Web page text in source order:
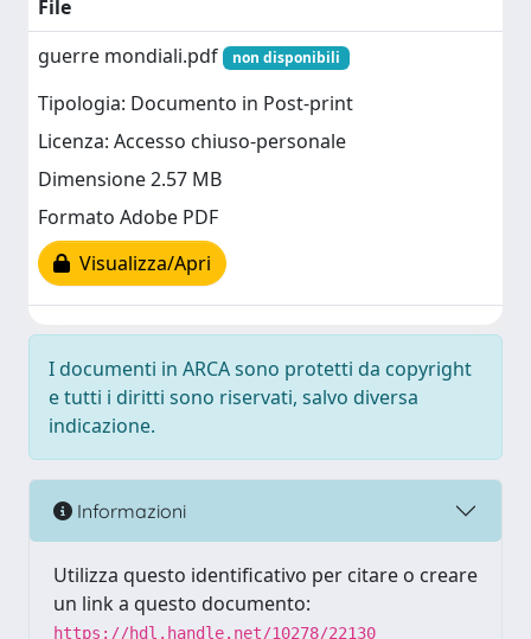
File
guerre mondiali.pdf
non disponibili
Tipologia: Documento in Post-print
Licenza: Accesso chiuso-personale
Dimensione 2.57 MB
Formato Adobe PDF
Visualizza/Apri
I documenti in ARCA sono protetti da copyright
e tutti i diritti sono riservati, salvo diversa
indicazione.
Informazioni
Utilizza questo identificativo per citare o creare
un link a questo documento:
https://hdl.handle.net/10278/22130